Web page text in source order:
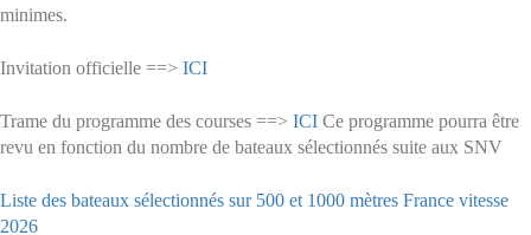
minimes.
Invitation officielle ==> ICI
Trame du programme des courses ==> ICI Ce programme pourra être
revu en fonction du nombre de bateaux sélectionnés suite aux SNV
Liste des bateaux sélectionnés sur 500 et 1000 mètres France vitesse
2026